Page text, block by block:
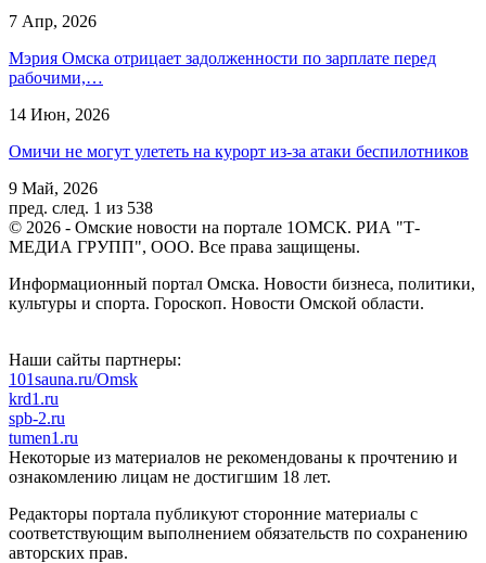
7 Апр, 2026
Мэрия Омска отрицает задолженности по зарплате перед
рабочими,…
14 Июн, 2026
Омичи не могут улететь на курорт из-за атаки беспилотников
9 Май, 2026
пред. след. 1 из 538
© 2026 - Омские новости на портале 1ОМСК. РИА "Т-
МЕДИА ГРУПП", ООО. Все права защищены.
Информационный портал Омска. Новости бизнеса, политики,
культуры и спорта. Гороскоп. Новости Омской области.
Наши сайты партнеры:
101sauna.ru/Omsk
krd1.ru
spb-2.ru
tumen1.ru
Некоторые из материалов не рекомендованы к прочтению и
ознакомлению лицам не достигшим 18 лет.
Редакторы портала публикуют сторонние материалы с
соответствующим выполнением обязательств по сохранению
авторских прав.